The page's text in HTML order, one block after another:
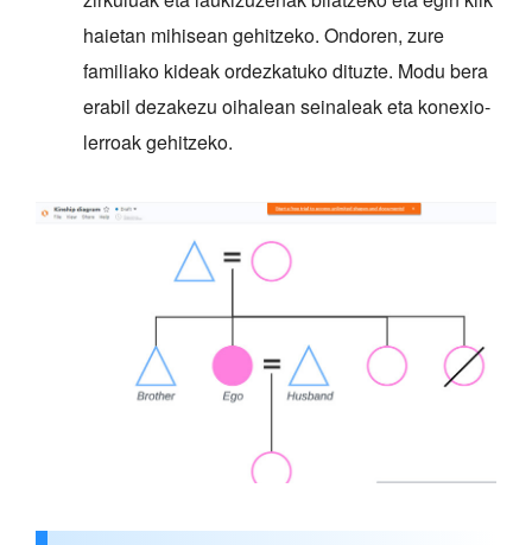
haietan mihisean gehitzeko. Ondoren, zure
familiako kideak ordezkatuko dituzte. Modu bera
erabil dezakezu oihalean seinaleak eta konexio-
lerroak gehitzeko.